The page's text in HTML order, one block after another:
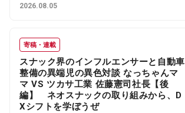
2026.08.05
寄稿・連載
スナック界のインフルエンサーと自動車
整備の異端児の異色対談 なっちゃんマ
マ VS ツカサ工業 佐藤憲司社長【後
編】 ネオスナックの取り組みから、D
Xシフトを学ぼうぜ